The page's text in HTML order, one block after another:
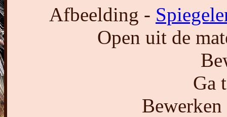
Afbeelding -
Open uit de
Ga